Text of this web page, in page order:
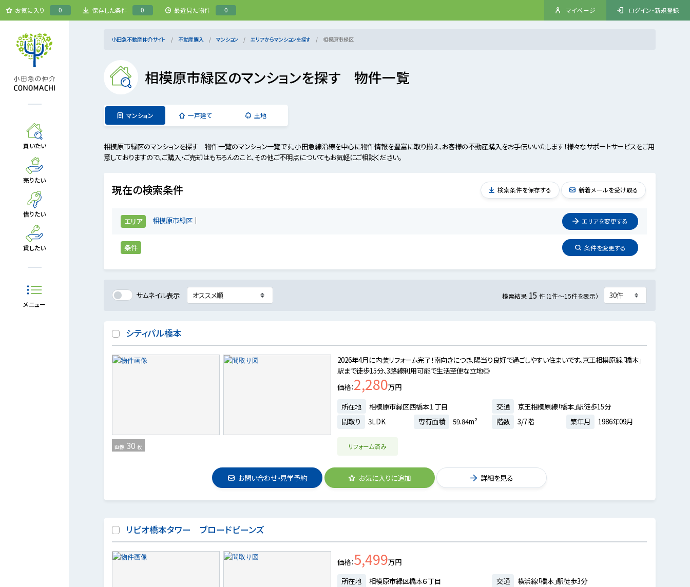
お気に入り 0 保存した条件 0 最近見た物件 0 マイページ ログイン・新規登録
買いたい
売りたい
借りたい
貸したい
メニュー
小田急不動産仲介サイト 不動産購入 マンション エリアからマンションを探す 相模原市緑区
相模原市緑区のマンションを探す 物件一覧
マンション 一戸建て 土地
相模原市緑区のマンションを探す 物件一覧のマンション一覧です。小田急線沿線を中心に物件情報を豊富に取り揃え、お客様の不動産購入をお手伝いいたします！様々なサポートサービスをご用
意しておりますので、ご購入・ご売却はもちろんのこと、その他ご不明点についてもお気軽にご相談ください。
現在の検索条件
エリア 相模原市緑区 エリアを変更する
条件 条件を変更する
検索条件を保存する 新着メールを受け取る
サムネイル表示 検索結果 15 件（1件～15件を表示）
シティパル橋本
画像 30 枚
2026年4月に内装リフォーム完了！南向きにつき、陽当り良好で過ごしやすい住まいです。京王相模原線「橋本」
駅まで徒歩15分、3路線利用可能で生活至便な立地◎
価格 2,280万円
所在地
相模原市緑区西橋本１丁目 交通
京王相模原線「橋本」駅徒歩15分
間取り
3LDK 専有面積 59.84m² 階数 3/7階 築年月 1986年09月
リフォーム済み
お問い合わせ・見学予約 お気に入りに追加 詳細を見る
リビオ橋本タワー ブロードビーンズ
価格 5,499万円
所在地
相模原市緑区橋本６丁目 交通
横浜線「橋本」駅徒歩3分